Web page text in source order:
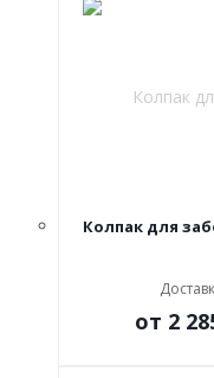
Колпак для
от 2